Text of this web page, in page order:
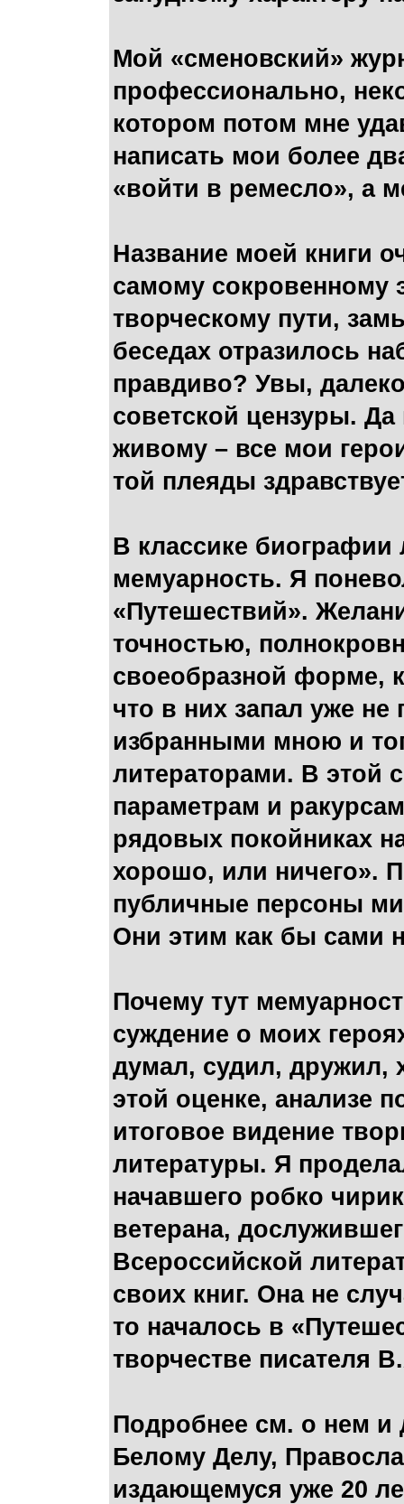
Мой «сменовский»
профессионально,
котором потом мне
написать мои более
«войти в ремесло», а
Название моей книги
самому сокровенному
творческому пути,
беседах отразилось
правдиво? Увы,
советской цензуры.
живому – все мои
той плеяды
В классике биографии
мемуарность. Я
«Путешествий».
точностью,
своеобразной форме,
что в них запал уже
избранными мною и
литераторами. В этой
параметрам и
рядовых покойниках
хорошо, или ничего».
публичные персоны
Они этим как бы сами
Почему тут
суждение о моих
думал, судил, дружил,
этой оценке, анализе
итоговое видение
литературы. Я
начавшего робко
ветерана,
Всероссийской
своих книг. Она не
то началось в
творчестве писателя
Подробнее см. о нем и
Белому Делу,
издающемуся уже 20